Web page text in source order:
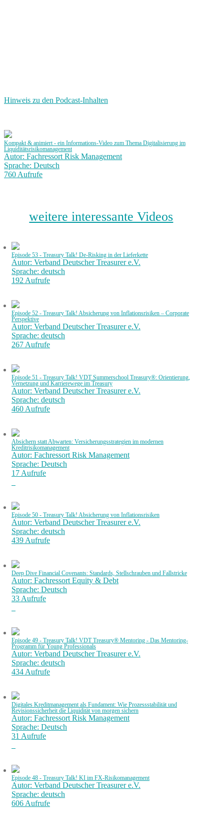
Hinweis zu den Podcast-Inhalten
Kompakt & animiert - ein Informations-Video zum Thema Digitalisierung im
Liquiditätsrisikomanagement
Autor: Fachressort Risk Management
Sprache: Deutsch
760 Aufrufe
weitere interessante Videos
Episode 53 - Treasury Talk! De-Risking in der Lieferkette
Autor: Verband Deutscher Treasurer e.V.
Sprache: deutsch
192 Aufrufe
Episode 52 - Treasury Talk! Absicherung von Inflationsrisiken – Corporate
Perspektive
Autor: Verband Deutscher Treasurer e.V.
Sprache: deutsch
267 Aufrufe
Episode 51 - Treasury Talk! VDT Summerschool Treasury®: Orientierung,
Vernetzung und Karrierewege im Treasury
Autor: Verband Deutscher Treasurer e.V.
Sprache: deutsch
460 Aufrufe
Absichern statt Abwarten: Versicherungsstrategien im modernen
Kreditrisikomanagement
Autor: Fachressort Risk Management
Sprache: Deutsch
17 Aufrufe
Episode 50 - Treasury Talk! Absicherung von Inflationsrisiken
Autor: Verband Deutscher Treasurer e.V.
Sprache: deutsch
439 Aufrufe
Deep Dive Financial Covenants: Standards, Stellschrauben und Fallstricke
Autor: Fachressort Equity & Debt
Sprache: Deutsch
33 Aufrufe
Episode 49 - Treasury Talk! VDT Treasury® Mentoring - Das Mentoring-
Programm für Young Professionals
Autor: Verband Deutscher Treasurer e.V.
Sprache: deutsch
434 Aufrufe
Digitales Kreditmanagement als Fundament: Wie Prozessstabilität und
Revisionssicherheit die Liquidität von morgen sichern
Autor: Fachressort Risk Management
Sprache: Deutsch
31 Aufrufe
Episode 48 - Treasury Talk! KI im FX-Risikomanagement
Autor: Verband Deutscher Treasurer e.V.
Sprache: deutsch
606 Aufrufe